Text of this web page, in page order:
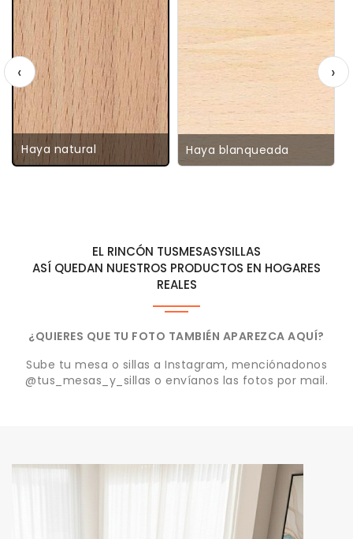
Haya natural Haya blanqueada
‹ ›
EL RINCÓN TUSMESASYSILLAS
ASÍ QUEDAN NUESTROS PRODUCTOS EN HOGARES
REALES
¿QUIERES QUE TU FOTO TAMBIÉN APAREZCA AQUÍ?
Sube tu mesa o sillas a Instagram, menciónadonos
@tus_mesas_y_sillas o envíanos las fotos por mail.